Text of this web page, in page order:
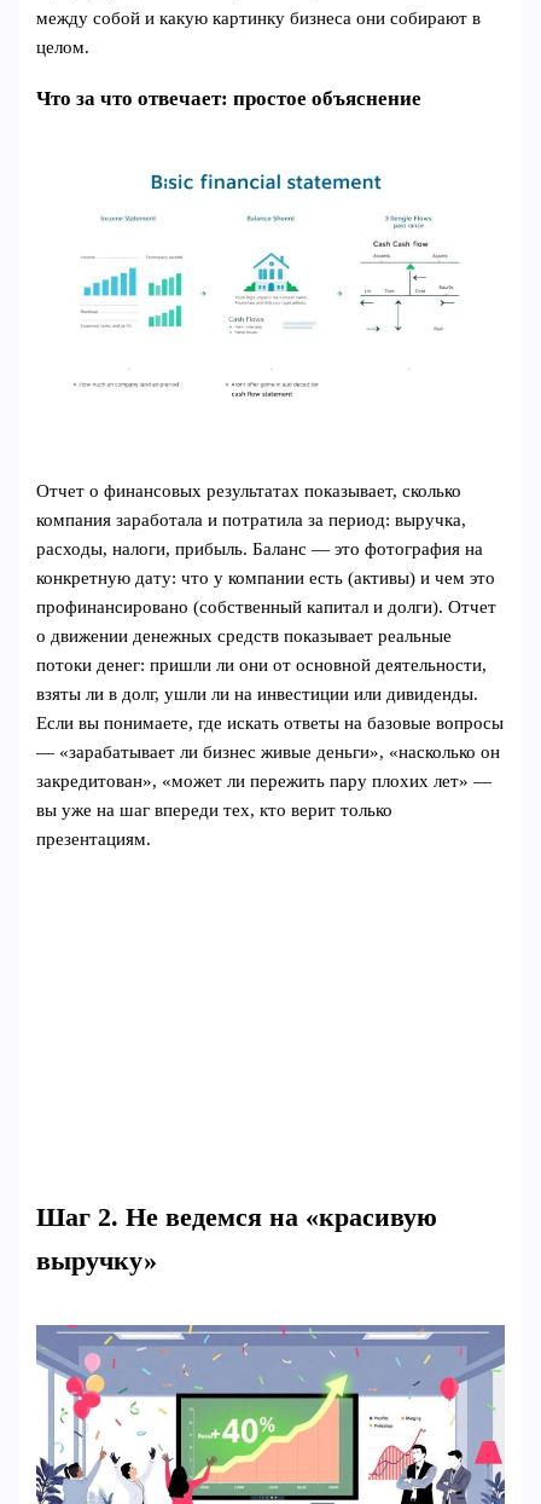
между собой и какую картинку бизнеса они собирают в
целом.
Что за что отвечает: простое объяснение
Отчет о финансовых результатах показывает, сколько
компания заработала и потратила за период: выручка,
расходы, налоги, прибыль. Баланс — это фотография на
конкретную дату: что у компании есть (активы) и чем это
профинансировано (собственный капитал и долги). Отчет
о движении денежных средств показывает реальные
потоки денег: пришли ли они от основной деятельности,
взяты ли в долг, ушли ли на инвестиции или дивиденды.
Если вы понимаете, где искать ответы на базовые вопросы
— «зарабатывает ли бизнес живые деньги», «насколько он
закредитован», «может ли пережить пару плохих лет» —
вы уже на шаг впереди тех, кто верит только
презентациям.
Шаг 2. Не ведемся на «красивую
выручку»